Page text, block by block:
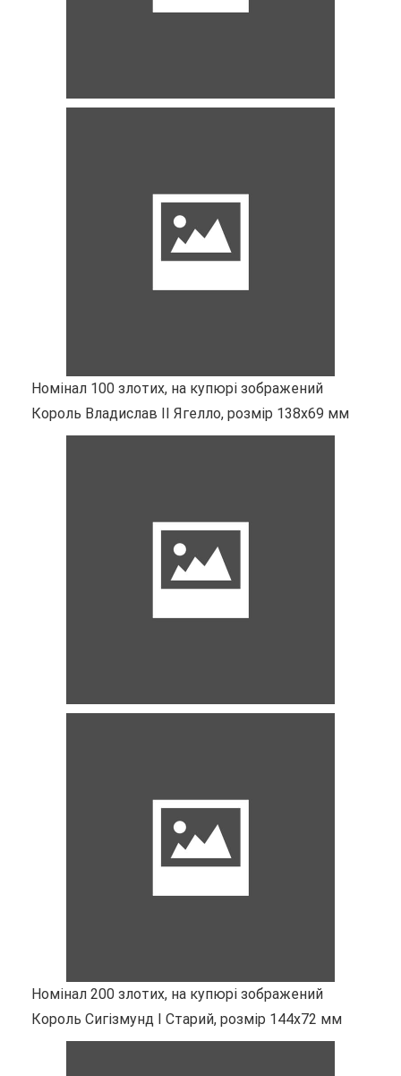
Номінал 100 злотих, на купюрі зображений
Король Владислав II Ягелло, розмір 138х69 мм
Номінал 200 злотих, на купюрі зображений
Король Сигізмунд I Старий, розмір 144х72 мм